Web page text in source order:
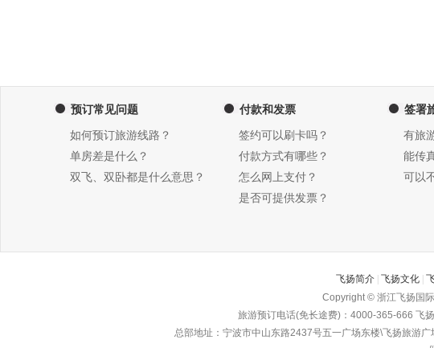
预订常见问题
如何预订旅游线路？
单房差是什么？
双飞、双卧都是什么意思？
付款和发票
签约可以刷卡吗？
付款方式有哪些？
怎么网上支付？
是否可提供发票？
签署
有旅
能传
可以
飞扬简介 飞扬文化
Copyright © 浙江飞扬国
旅游预订电话(免长途费)：4000-365-666 飞
总部地址：宁波市中山东路2437号五一广场东楼\飞扬旅游